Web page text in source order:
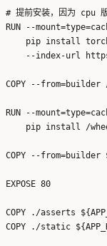
# 提前安装，因为 cpu
RUN --
pip install
--index-url
COPY --from=builder
RUN --
pip install /
COPY --from=builder
EXPOSE 80
COPY ./asserts
COPY ./static